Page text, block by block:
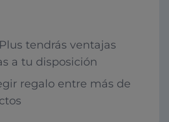
tendrás ventajas
a tu disposición
regalo entre más de